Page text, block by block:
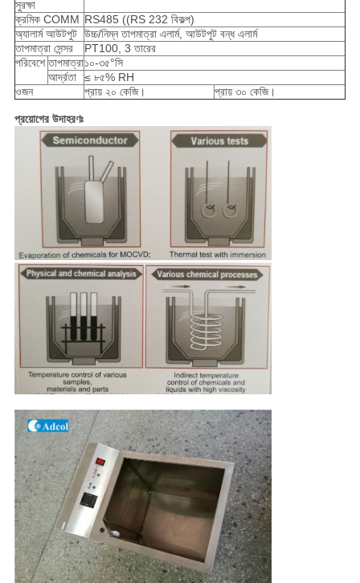
সুরক্ষা
ক্রমিক COMM RS485 ((RS 232 বিকল্প)
অ্যালার্ম আউটপুট উচ্চ/নিম্ন তাপমাত্রা এলার্ম, আউটপুট বন্ধ এলার্ম
তাপমাত্রা সেন্সর
PT100, 3 তারের
পরিবেশে তাপমাত্রা১০-৩৫°সি
আর্দ্রতা
≤ ৮৫% RH
ওজন
প্রায় ২০ কেজি। প্রায় ৩০ কেজি।
প্রয়োগের উদাহরণঃ